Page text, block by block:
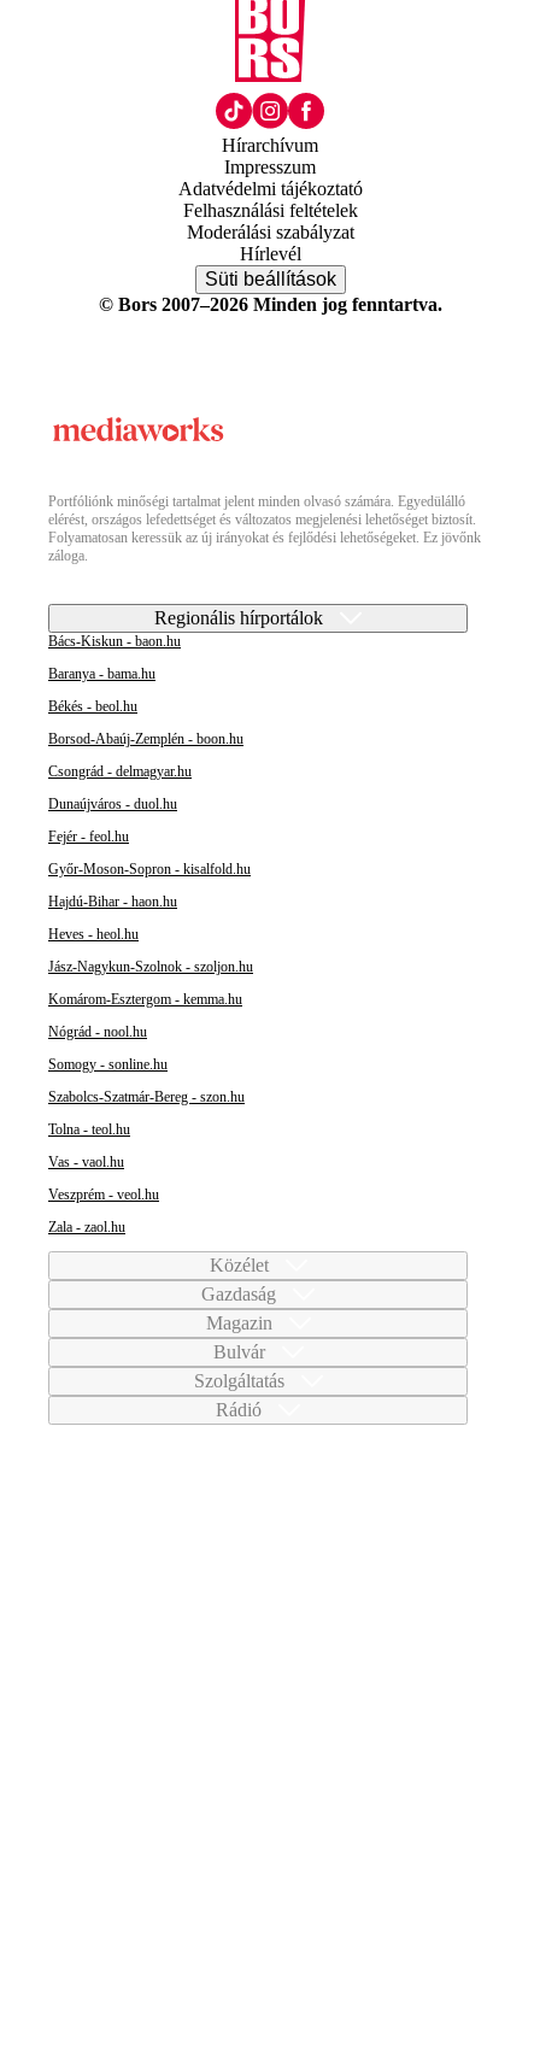
Hírarchívum
Impresszum
Adatvédelmi tájékoztató
Felhasználási feltételek
Moderálási szabályzat
Hírlevél
Süti beállítások
© Bors 2007–2026 Minden jog fenntartva.
Portfóliónk minőségi tartalmat jelent minden olvasó számára. Egyedülálló
elérést, országos lefedettséget és változatos megjelenési lehetőséget biztosít.
Folyamatosan keressük az új irányokat és fejlődési lehetőségeket. Ez jövőnk
záloga.
Regionális hírportálok
Bács-Kiskun - baon.hu
Baranya - bama.hu
Békés - beol.hu
Borsod-Abaúj-Zemplén - boon.hu
Csongrád - delmagyar.hu
Dunaújváros - duol.hu
Fejér - feol.hu
Győr-Moson-Sopron - kisalfold.hu
Hajdú-Bihar - haon.hu
Heves - heol.hu
Jász-Nagykun-Szolnok - szoljon.hu
Komárom-Esztergom - kemma.hu
Nógrád - nool.hu
Somogy - sonline.hu
Szabolcs-Szatmár-Bereg - szon.hu
Tolna - teol.hu
Vas - vaol.hu
Veszprém - veol.hu
Zala - zaol.hu
Közélet
Gazdaság
Magazin
Bulvár
Szolgáltatás
Rádió